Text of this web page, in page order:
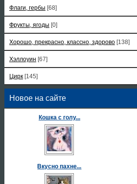
Флаги, гербы [68]
Фрукты, ягоды [0]
Хорошо, прекрасно, классно, здорово [138]
Хэллоуин [67]
Цирк [145]
Новое на сайте
Кошка с голу...
Вкусно пахне...